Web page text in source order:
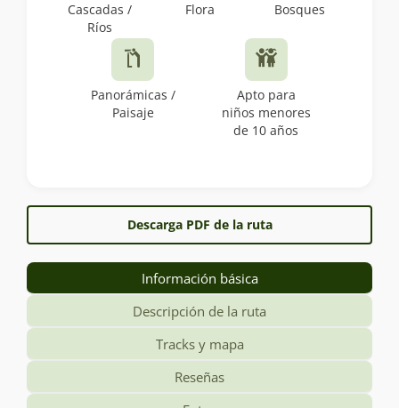
Cascadas /
Ríos
Flora Bosques
Panorámicas /
Paisaje
Apto para
niños menores
de 10 años
Descarga PDF de la ruta
Información básica
Descripción de la ruta
Tracks y mapa
Reseñas